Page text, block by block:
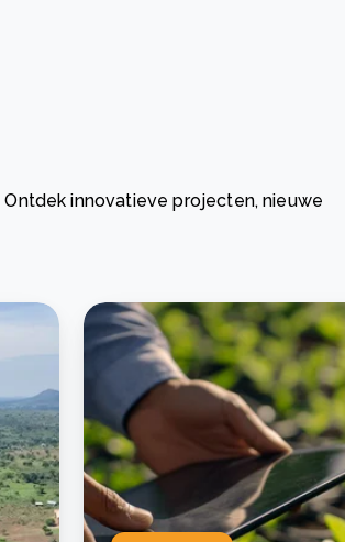
De basis leggen voor het Sauki
meer
innovatieve projecten, nieuwe